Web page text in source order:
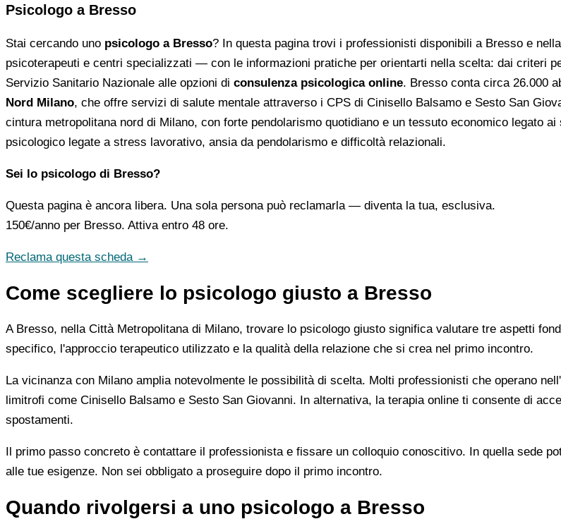
Psicologo a Bresso
Stai cercando uno psicologo a Bresso? In questa pagina trovi i professionisti disponibili a Bresso e
psicoterapeuti e centri specializzati — con le informazioni pratiche per orientarti nella scelta: dai criteri
Servizio Sanitario Nazionale alle opzioni di consulenza psicologica online. Bresso conta circa 26.000
Nord Milano, che offre servizi di salute mentale attraverso i CPS di Cinisello Balsamo e Sesto San
cintura metropolitana nord di Milano, con forte pendolarismo quotidiano e un tessuto economico legato
psicologico legate a stress lavorativo, ansia da pendolarismo e difficoltà relazionali.
Sei lo psicologo di Bresso?
Questa pagina è ancora libera. Una sola persona può reclamarla — diventa la tua, esclusiva.
150€/anno per Bresso. Attiva entro 48 ore.
Reclama questa scheda →
Come scegliere lo psicologo giusto a Bresso
A Bresso, nella Città Metropolitana di Milano, trovare lo psicologo giusto significa valutare tre aspetti
specifico, l'approccio terapeutico utilizzato e la qualità della relazione che si crea nel primo incontro.
La vicinanza con Milano amplia notevolmente le possibilità di scelta. Molti professionisti che operano
limitrofi come Cinisello Balsamo e Sesto San Giovanni. In alternativa, la terapia online ti consente di
spostamenti.
Il primo passo concreto è contattare il professionista e fissare un colloquio conoscitivo. In quella sede
alle tue esigenze. Non sei obbligato a proseguire dopo il primo incontro.
Quando rivolgersi a uno psicologo a Bresso